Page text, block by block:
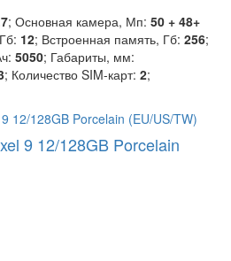
; Основная камера, Мп: 50 + 48+
12; Встроенная память, Гб: 256;
5050; Габариты, мм:
; Количество SIM-карт: 2;
9 12/128GB Porcelain